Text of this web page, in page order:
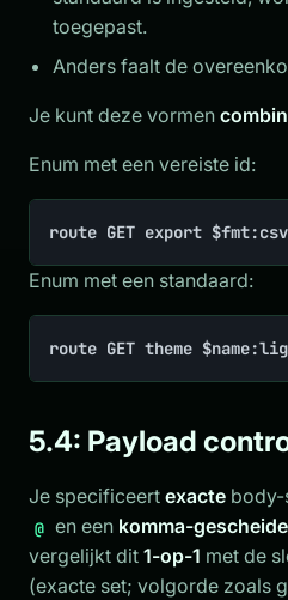
toegepast.
Anders faalt de
Je kunt deze vormen
Enum met een vereiste id:
route GET export
Enum met een standaard:
route GET theme
5.4: Payload
Je specificeert exacte body-
@ en een komma-
vergelijkt dit 1-op-1 met de
(exacte set; volgorde zoals